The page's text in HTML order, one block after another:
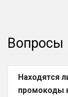
Вопросы
Находятся
промокоды